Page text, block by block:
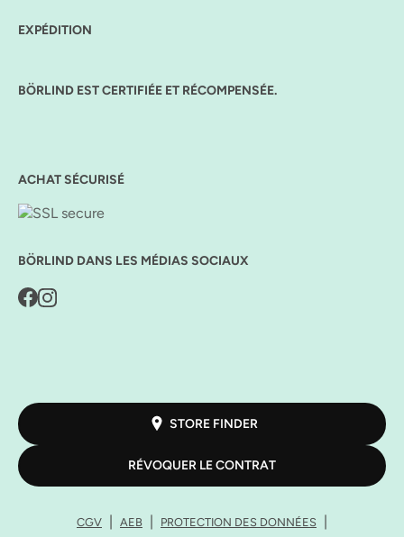
EXPÉDITION
BÖRLIND EST CERTIFIÉE ET RÉCOMPENSÉE.
ACHAT SÉCURISÉ
BÖRLIND DANS LES MÉDIAS SOCIAUX
STORE FINDER
RÉVOQUER LE CONTRAT
CGV AEB PROTECTION DES DONNÉES